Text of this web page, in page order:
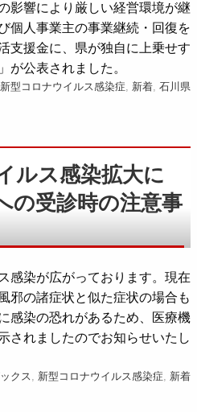
影響により厳しい経営環境が継
個人事業主の事業継続・回復を
支援金に、県が独自に上乗せす
が公表されました。
新型コロナウイルス感染症, 新着, 石川県
ルス感染拡大に
の受診時の注意事
感染が広がっております。現在
邪の諸症状と似た症状の場合も
感染の恐れがあるため、医療機
されましたのでお知らせいたし
クス, 新型コロナウイルス感染症, 新着